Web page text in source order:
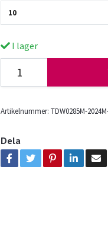
10
I lager
Artikelnummer: TDW0285M-
Dela